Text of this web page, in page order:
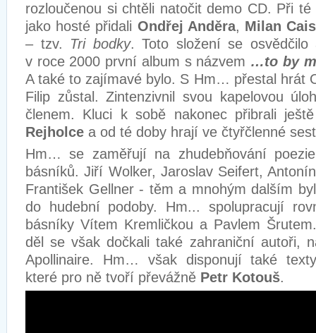
rozloučenou si chtěli natočit demo CD. Při
jako hosté přidali Ondřej Anděra, Milan Cais
– tzv. Tri bodky. Toto složení se osvědčilo
v roce 2000 první album s názvem …to by
A také to zajímavé bylo. S Hm… přestal hrát
Filip zůstal. Zintenzivnil svou kapelovou
členem. Kluci k sobě nakonec přibrali
Rejholce a od té doby hrají ve čtyřčlenné
Hm… se zaměřují na zhudebňování
básníků. Jiří Wolker, Jaroslav Seifert,
František Gellner - těm a mnohým dalším
do hudební podoby. Hm... spolupracují
básníky Vítem Kremličkou a Pavlem
děl se však dočkali také zahraniční autoři,
Apollinaire. Hm… však disponují také
které pro ně tvoří převážně Petr Kotouš.